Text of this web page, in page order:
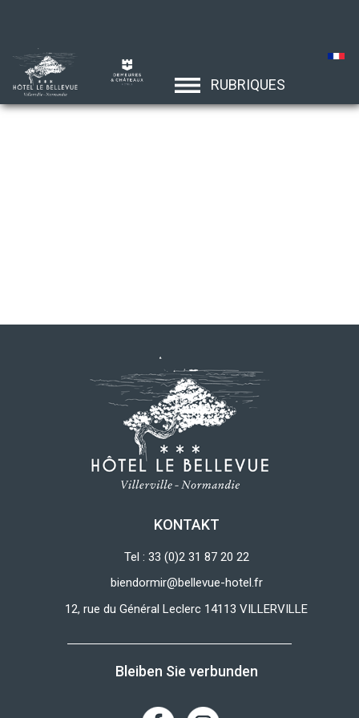
RUBRIQUES
KONTAKT
Tel : 33 (0)2 31 87 20 22
biendormir@bellevue-hotel.fr
12, rue du Général Leclerc 14113 VILLERVILLE
Bleiben Sie verbunden